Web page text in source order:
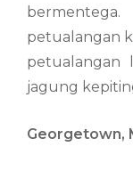
petualangan
petualangan
jagung
Georgetown,